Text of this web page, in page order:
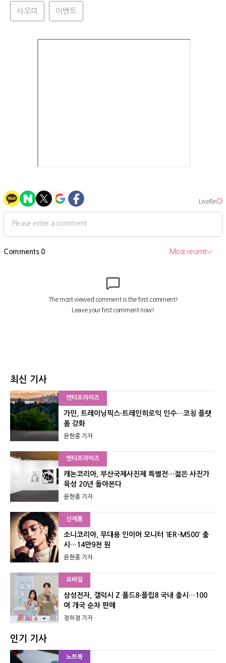
샤오미 이벤트
최신 기사
엔터프라이즈
가민, 트레이닝픽스·트레인히로익 인수…코칭 플랫
폼 강화
윤현종 기자
엔터프라이즈
캐논코리아, 부산국제사진제 특별전…젊은 사진가
육성 20년 돌아본다
윤현종 기자
신제품
소니코리아, 무대용 인이어 모니터 ‘IER-M500’ 출
시…14만9천 원
윤현종 기자
모바일
삼성전자, 갤럭시 Z 폴드8·플립8 국내 출시…100
여 개국 순차 판매
정하정 기자
인기 기사
노트북